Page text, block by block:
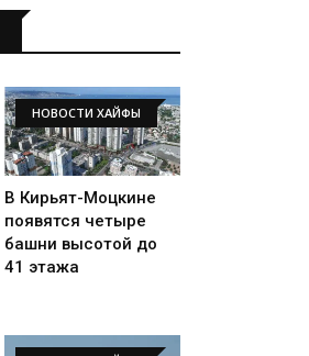
НОВОСТИ ХАЙФЫ
В Кирьят-Моцкине
появятся четыре
башни высотой до
41 этажа